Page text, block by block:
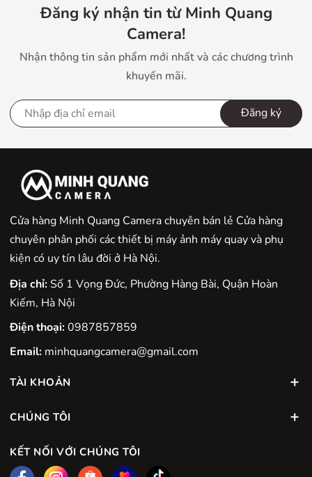
Đăng ký nhận tin từ Minh Quang
Camera!
Nhận thông tin sản phẩm mới nhất và các chương trình
khuyến mãi.
Đăng ký
Cửa hàng Minh Quang Camera chuyên bán lẻ Cửa hàng
chuyên phân phối các thiết bị máy ảnh máy quay và phụ
kiện có uy tín lâu đời ở Hà Nội.
Địa chỉ:Số 1 Vọng Đức, Phường Hàng Bài, Quận Hoàn
Kiếm, Hà Nội
Điện thoại:0987857859
Email: minhquangcamera@gmail.com
TÀI KHOẢN
CHÚNG TÔI
KẾT NỐI VỚI CHÚNG TÔI